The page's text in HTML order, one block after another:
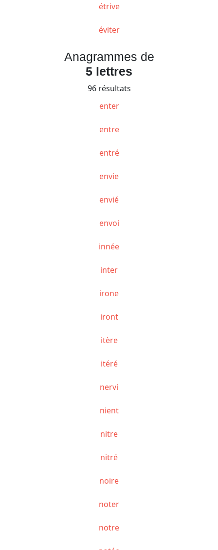
étrive
éviter
Anagrammes de
5 lettres
96 résultats
enter
entre
entré
envie
envié
envoi
innée
inter
irone
iront
itère
itéré
nervi
nient
nitre
nitré
noire
noter
notre